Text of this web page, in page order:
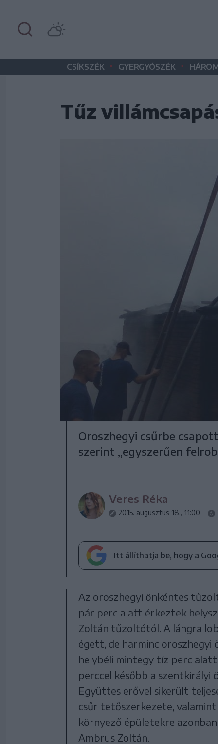
CSÍKSZÉK • GYERGYÓSZÉK •
Tűz
Oroszhegyi csűrbe
szerint „egyszerűen
Veres Réka
2015. augusztus 18., 11:00
Itt állíthatja be, hogy a
Az oroszhegyi önkéntes
pár perc alatt érkeztek
Zoltán tűzoltótól. A lángra
égett, de harminc
helybéli mintegy tíz perc
perccel később a szentkirályi
Együttes erővel sikerült
csűr tetőszerkezete,
környező épületekre
Ambrus Zoltán.